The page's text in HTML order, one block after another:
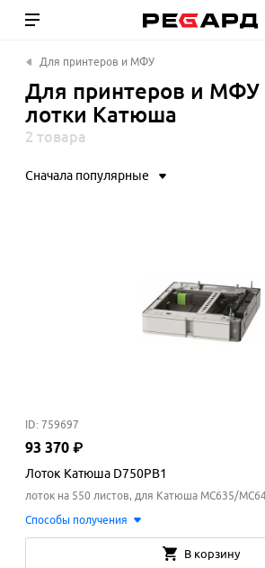
Для принтеров и МФУ
Для принтеров и МФУ
лотки Катюша
2 товара
Сначала популярные
ID: 759697
93 370 ₽
Лоток Катюша D750PB1
лоток на 550 листов, для Катюша MC635/
Способы получения
В корзину